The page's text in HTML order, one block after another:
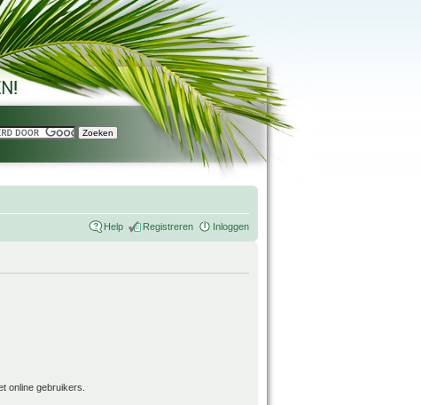
Help Registreren Inloggen
online gebruikers.